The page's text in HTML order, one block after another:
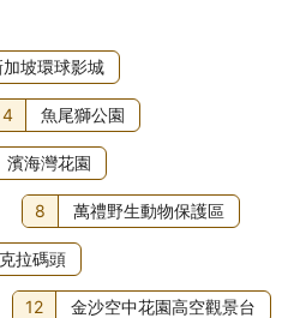
費。上述收費及按金不包括稅項，
Wah Lok 正是其一，讓你享用中國
亦可善用24 小時客房送餐服務。店
食供應。是日行程來到尾聲，不妨
酒吧暢飲一杯，放鬆一下！住宿每
助早餐，費用另計。
加坡環球影城
4 魚尾獅公園
濱海灣花園
8 萬禮野生動物保護區
克拉碼頭
12 金沙空中花園高空觀景台